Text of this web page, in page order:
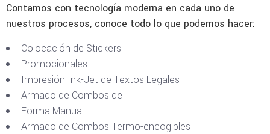
Contamos con tecnología moderna en cada uno de
nuestros procesos, conoce todo lo que podemos hacer:
Colocación de Stickers
Promocionales
Impresión Ink-Jet de Textos Legales
Armado de Combos de
Forma Manual
Armado de Combos Termo-encogibles